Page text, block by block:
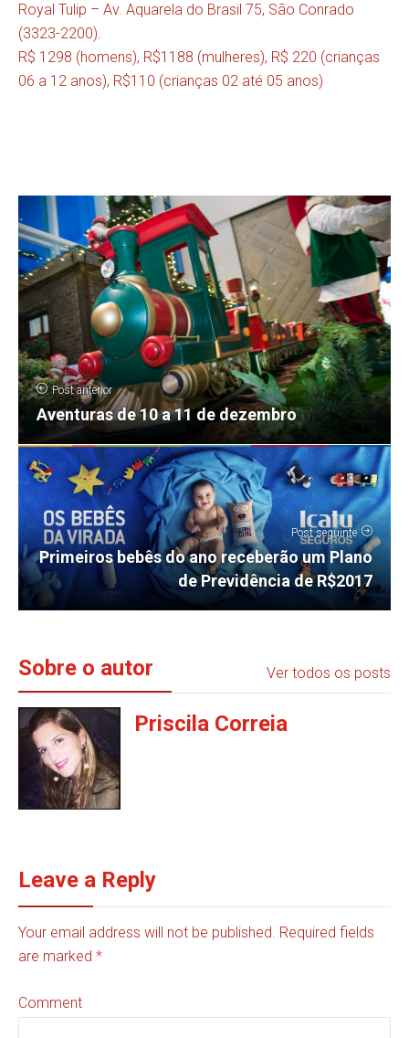
Royal Tulip – Av. Aquarela do Brasil 75, São Conrado
(3323-2200).
R$ 1298 (homens), R$1188 (mulheres), R$ 220 (crianças
06 a 12 anos), R$110 (crianças 02 até 05 anos)
Post anterior
Aventuras de 10 a 11 de dezembro
Post seguinte
Primeiros bebês do ano receberão um Plano
de Previdência de R$2017
Sobre o autor Ver todos os posts
Priscila Correia
Leave a Reply
Your email address will not be published. Required fields
are marked *
Comment